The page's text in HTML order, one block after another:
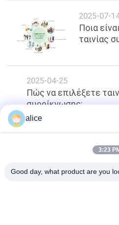
2025-07-
Ποια
ταινίας
2025-04-25
Πώς να επιλέξετε
συρρίκνωσης;
alice
3:23
Good day, what product are you